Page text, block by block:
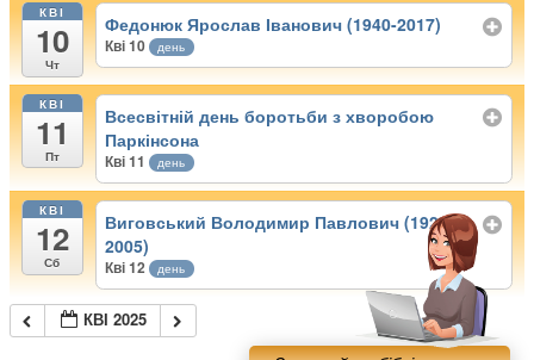
КВІ
10
Чт
Федонюк Ярослав Іванович (1940-2017)
Кві 10 день
КВІ
11
Пт
Всесвітній день боротьби з хворобою
Паркінсона
Кві 11 день
КВІ
12
Сб
Виговський Володимир Павлович (1920-
2005)
Кві 12 день
КВІ 2025